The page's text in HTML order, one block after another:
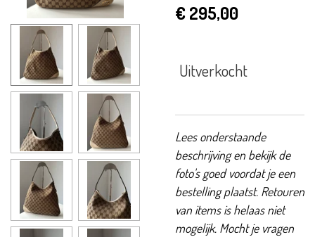
€ 295,00
Uitverkocht
Lees onderstaande
beschrijving en bekijk de
foto's goed voordat je een
bestelling plaatst. Retouren
van items is helaas niet
mogelijk. Mocht je vragen